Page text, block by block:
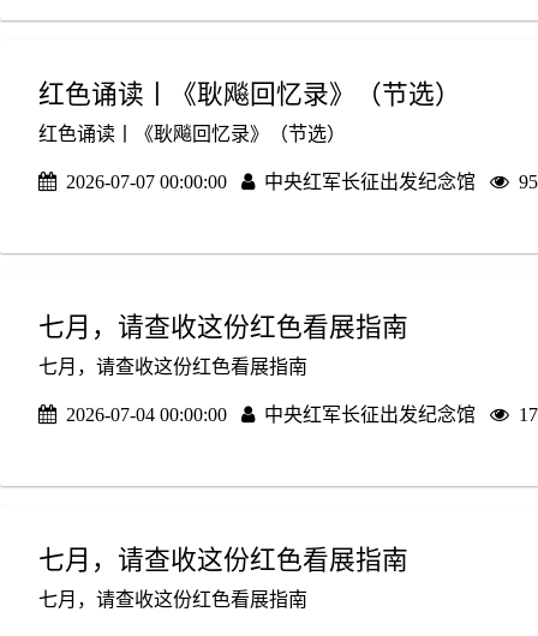
红色诵读丨《耿飚回忆录》（节选）
红色诵读丨《耿飚回忆录》（节选）
2026-07-07 00:00:00 中央红军长征出发纪念馆
七月，请查收这份红色看展指南
七月，请查收这份红色看展指南
2026-07-04 00:00:00 中央红军长征出发纪念馆
七月，请查收这份红色看展指南
七月，请查收这份红色看展指南